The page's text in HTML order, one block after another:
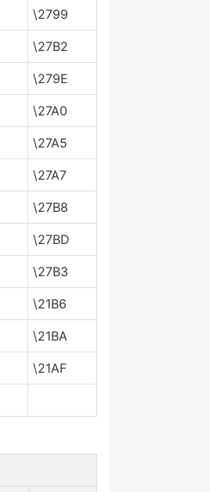
\2799
\27B2
\279E
\27A0
\27A5
\27A7
\27B8
\27BD
\27B3
\21B6
\21BA
\21AF